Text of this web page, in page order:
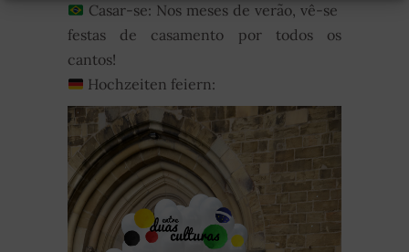
Casar-se: Nos meses de verão, vê-se
festas de casamento por todos os
cantos!
Hochzeiten feiern: